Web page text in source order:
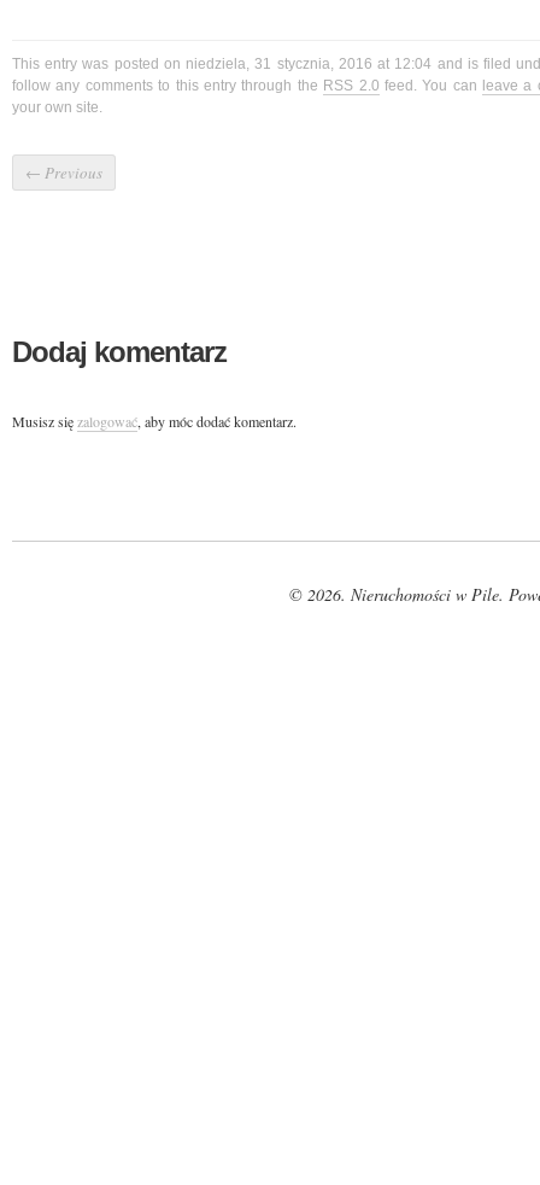
This entry was posted on niedziela, 31 stycznia, 2016 at 12:04 and is filed
follow any comments to this entry through the RSS 2.0 feed. You can leave a
your own site.
← Previous
Dodaj komentarz
Musisz sięzalogować, aby móc dodać komentarz.
© 2026. Nieruchomości w Pile.